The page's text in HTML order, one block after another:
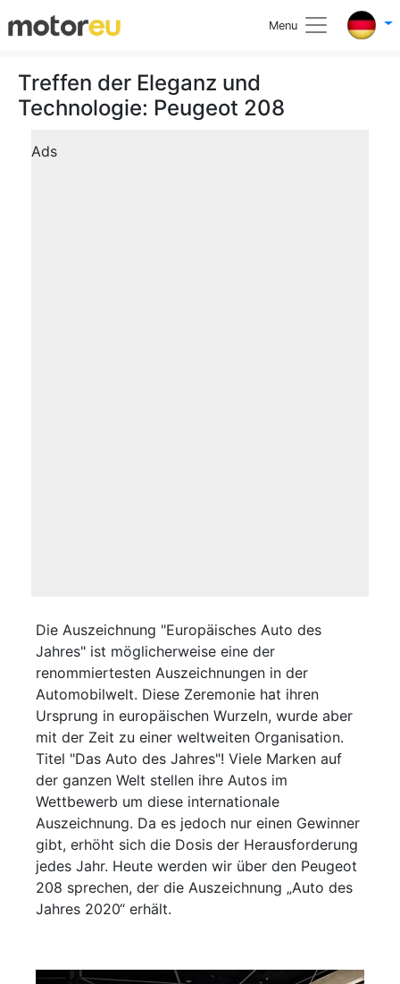
Menu
Treffen der Eleganz und
Technologie: Peugeot 208
Ads
Die Auszeichnung "Europäisches Auto des
Jahres" ist möglicherweise eine der
renommiertesten Auszeichnungen in der
Automobilwelt. Diese Zeremonie hat ihren
Ursprung in europäischen Wurzeln, wurde aber
mit der Zeit zu einer weltweiten Organisation.
Titel "Das Auto des Jahres"! Viele Marken auf
der ganzen Welt stellen ihre Autos im
Wettbewerb um diese internationale
Auszeichnung. Da es jedoch nur einen Gewinner
gibt, erhöht sich die Dosis der Herausforderung
jedes Jahr. Heute werden wir über den Peugeot
208 sprechen, der die Auszeichnung „Auto des
Jahres 2020“ erhält.